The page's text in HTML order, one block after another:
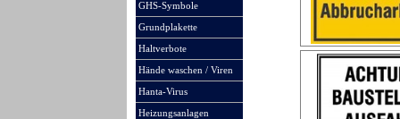
GHS-Symbole
Grundplakette
Haltverbote
Hände waschen / Viren
Hanta-Virus
Heizungsanlagen